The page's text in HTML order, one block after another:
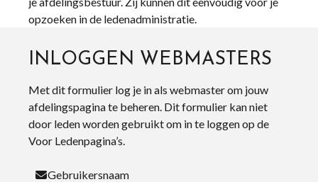
opzoeken in de ledenadministratie.
INLOGGEN WEBMASTERS
Met dit formulier log je in als webmaster om jouw
afdelingspagina te beheren. Dit formulier kan niet
door leden worden gebruikt om in te loggen op de
Voor Ledenpagina’s.
Gebruikersnaam